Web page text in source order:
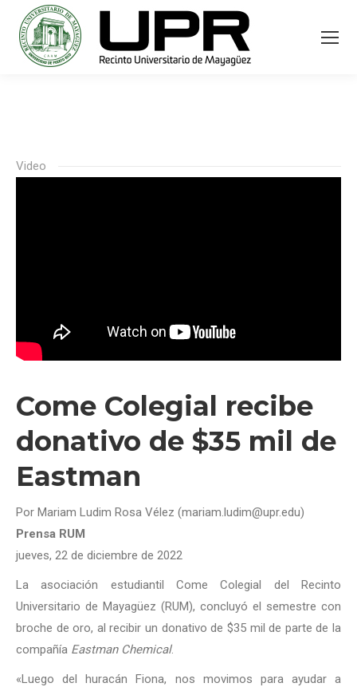
Video
Come Colegial recibe
donativo de $35 mil de
Eastman
Por Mariam Ludim Rosa Vélez (mariam.ludim@upr.edu)
Prensa RUM
jueves, 22 de diciembre de 2022
La asociación estudiantil Come Colegial del Recinto
Universitario de Mayagüez (RUM), concluyó el semestre con
broche de oro, al recibir un donativo de $35 mil de parte de la
compañía Eastman Chemical.
«Luego del huracán Fiona, nos movimos para ayudar a